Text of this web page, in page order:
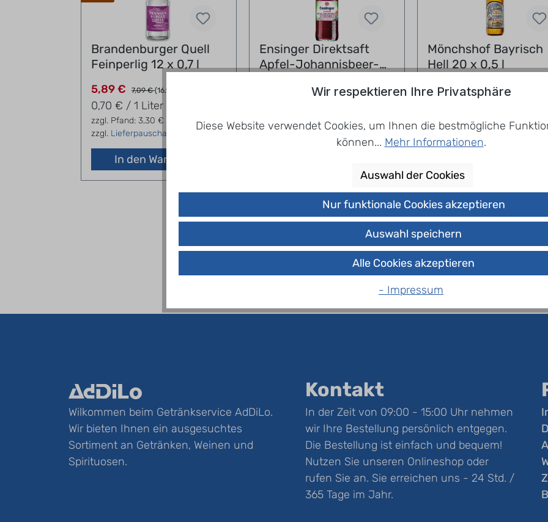
Brandenburger Quell
Feinperlig 12 x 0,7 l
5,89 € 7,09 €(16.93% gespart)
0,70 € / 1 Liter
zzgl. Pfand: 3,30 €
zzgl. Lieferpauschale
In den Warenkorb
Ensinger Direktsaft
Apfel-Johannisbeer-
15,54 €(22.84% gespart)
zzgl. Pfand: 3,30 €
zzgl.
Lieferpauschale
Mönchshof Bayrisch
Hell 20 x 0,5 l
16,99 € 20,15 €(15.68%
zzgl. Pfand: 4,50 €
zzgl. Lieferpauschale
Wilkommen beim Getränkservice AdDiLo.
Wir bieten Ihnen ein ausgesuchtes
Sortiment an Getränken, Weinen und
Spirituosen.
Kontakt
In der Zeit von 09:00 - 15:00 Uhr nehmen
wir Ihre Bestellung persönlich entgegen.
Die Bestellung ist einfach und bequem!
Nutzen Sie unseren Onlineshop oder
rufen Sie an. Sie erreichen uns - 24 Std. /
365 Tage im Jahr.
Wir respektieren Ihre Privatsphäre
Diese Website verwendet Cookies, um Ihnen die bestmögliche
können... Mehr Informationen.
Auswahl der Cookies
Nur funktionale Cookies akzeptieren
Auswahl speichern
Alle Cookies akzeptieren
- Impressum